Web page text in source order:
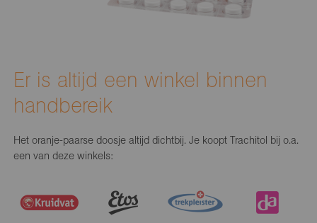
Er is altijd een winkel binnen
handbereik
Het oranje-paarse doosje altijd dichtbij. Je koopt Trachitol bij o.a.
een van deze winkels: